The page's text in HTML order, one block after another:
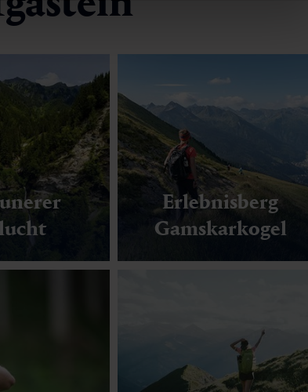
Erlebnisberg
Gamskarkogel